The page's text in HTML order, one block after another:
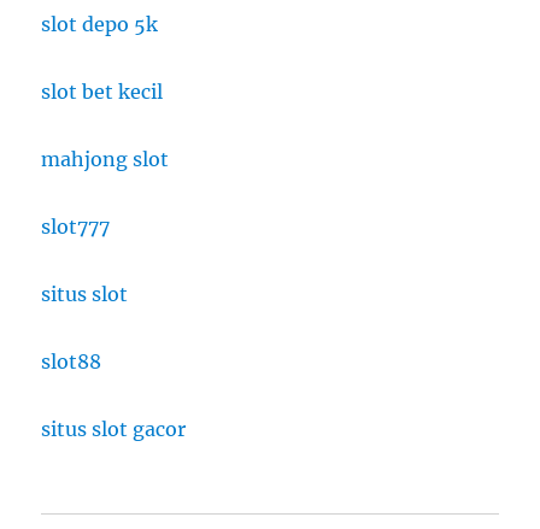
slot depo 5k
slot bet kecil
mahjong slot
slot777
situs slot
slot88
situs slot gacor